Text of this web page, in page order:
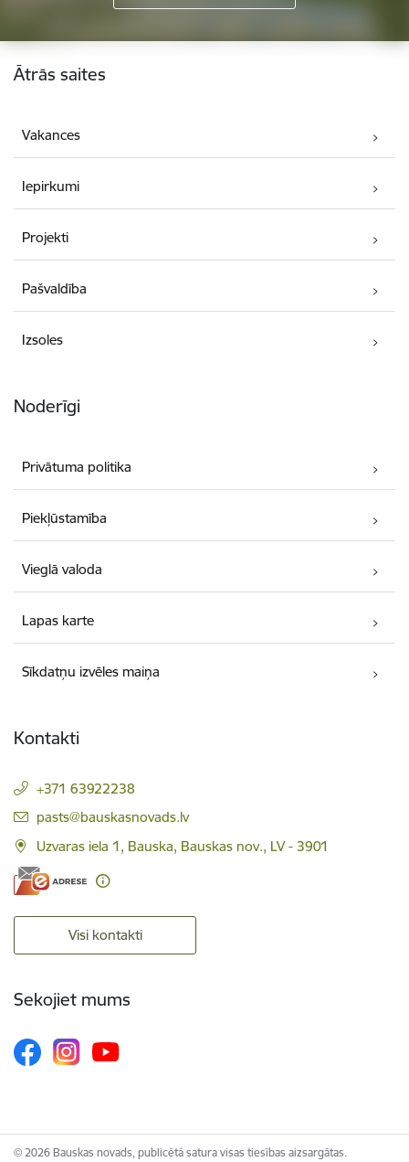
Kājene
Ātrās saites
Vakances
Iepirkumi
Projekti
Pašvaldība
Izsoles
Noderīgi
Privātuma politika
Piekļūstamība
Vieglā valoda
Lapas karte
Sīkdatņu izvēles maiņa
Kontakti
+371 63922238
E-pasts:
pasts@bauskasnovads.lv
Uzvaras iela 1, Bauska, Bauskas nov., LV - 3901
Visi kontakti
Sekojiet mums
© 2026 Bauskas novads, publicētā satura visas tiesības aizsargātas.